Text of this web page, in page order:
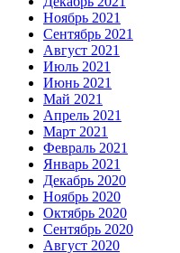
Ноябрь 2021
Сентябрь 2021
Август 2021
Июль 2021
Июнь 2021
Май 2021
Апрель 2021
Март 2021
Февраль 2021
Январь 2021
Декабрь 2020
Ноябрь 2020
Октябрь 2020
Сентябрь 2020
Август 2020